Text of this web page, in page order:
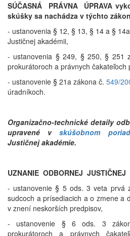
SÚČASNÁ PRÁVNA ÚPRAVA
skúšky sa nachádza v týchto
- ustanovenia § 12, § 13, § 14 a §
Justičnej akadémii,
- ustanovenia § 249, § 250, § 251
prokurátoroch a právnych čakateľoch
- ustanovenie § 21a zákona č. 549/
úradníkoch.
Organizačno-technické detaily
upravené vskúšobnom
Justičnej akadémie.
UZNANIE ODBORNEJ JUSTIČNEJ
- ustanovenie § 5 ods. 3 veta prvá
sudcoch a prísediacich a o zmene a
v znení neskorších predpisov,
- ustanovenie § 6 ods. 3
prokurátoroch a právnych